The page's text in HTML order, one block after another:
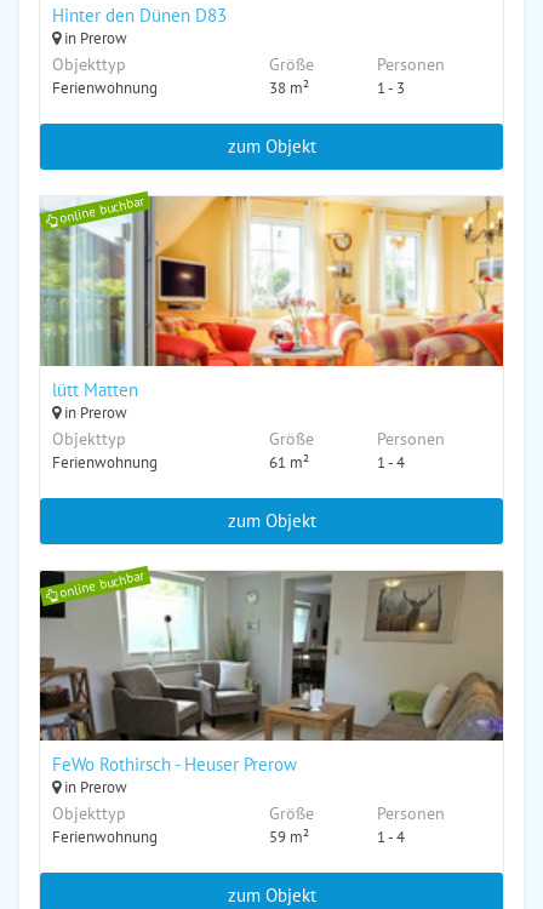
Hinter den Dünen D83
in Prerow
Objekttyp
Ferienwohnung
Größe
38 m²
Personen
1 - 3
zum Objekt
online buchbar
lütt Matten
in Prerow
Objekttyp
Ferienwohnung
Größe
61 m²
Personen
1 - 4
zum Objekt
online buchbar
FeWo Rothirsch - Heuser Prerow
in Prerow
Objekttyp
Ferienwohnung
Größe
59 m²
Personen
1 - 4
zum Objekt